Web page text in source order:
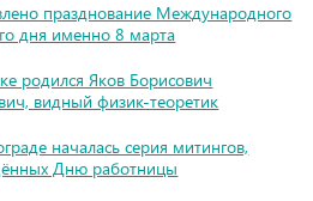
празднование Международного
дня именно 8 марта
родился Яков Борисович
видный физик-теоретик
началась серия митингов,
Дню работницы